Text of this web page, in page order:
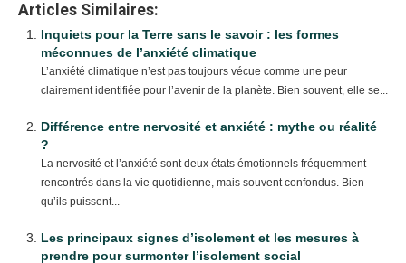
Articles Similaires:
Inquiets pour la Terre sans le savoir : les formes
méconnues de l’anxiété climatique
L’anxiété climatique n’est pas toujours vécue comme une peur
clairement identifiée pour l’avenir de la planète. Bien souvent, elle se...
Différence entre nervosité et anxiété : mythe ou réalité
?
La nervosité et l’anxiété sont deux états émotionnels fréquemment
rencontrés dans la vie quotidienne, mais souvent confondus. Bien
qu’ils puissent...
Les principaux signes d’isolement et les mesures à
prendre pour surmonter l’isolement social